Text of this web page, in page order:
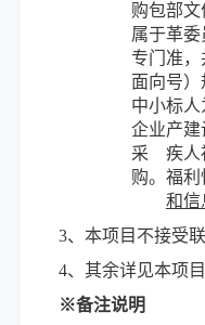
购包
属于
专门
面向
中小
企业
采
购。
部文
革委
准，
号
标人
产
疾人
福利
和信
3、本项目不接受
4、其余详见本项
※备注说明